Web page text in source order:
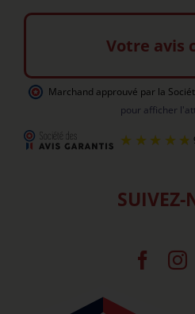
Votre avis
Marchand approuvé par la
pour afficher
SUIVEZ-